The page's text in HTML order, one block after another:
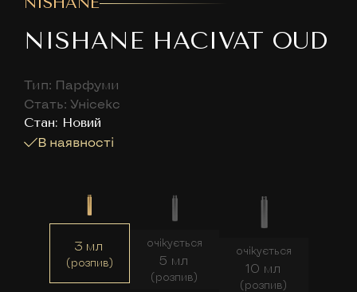
NISHANE HACIVAT OUD
Тип: Парфуми
Стать: Унісекс
Cтан: Новий
В наявності
3 мл
(розпив)
очікується
5 мл
(розпив)
очікується
10 мл
(розпив)